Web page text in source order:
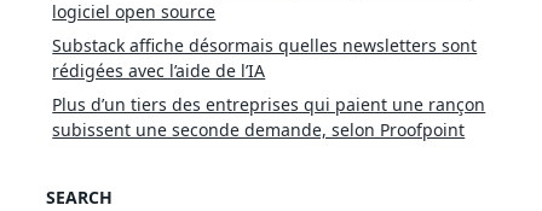
logiciel open source
Substack affiche désormais quelles newsletters sont
rédigées avec l’aide de l’IA
Plus d’un tiers des entreprises qui paient une rançon
subissent une seconde demande, selon Proofpoint
SEARCH